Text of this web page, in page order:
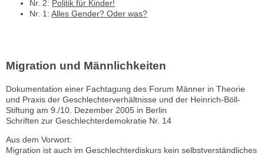
Nr. 2: Politik für Kinder!
Nr. 1: Alles Gender? Oder was?
Migration und Männlichkeiten
Dokumentation einer Fachtagung des Forum Männer in Theorie
und Praxis der Geschlechterverhältnisse und der Heinrich-Böll-
Stiftung am 9./10. Dezember 2005 in Berlin
Schriften zur Geschlechterdemokratie Nr. 14
Aus dem Vorwort:
Migration ist auch im Geschlechterdiskurs kein selbstverständliches